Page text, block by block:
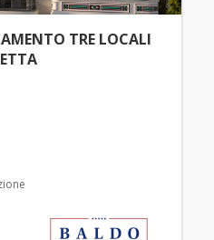
TRE LOCALI